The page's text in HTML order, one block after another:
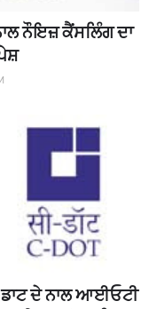
ਨੌਇਜ਼ ਕੈਂਸਲਿੰਗ ਦਾ
ਦੇ ਨਾਲ ਆਈਓਟੀ